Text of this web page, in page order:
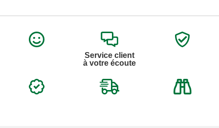
Service client
à votre écoute